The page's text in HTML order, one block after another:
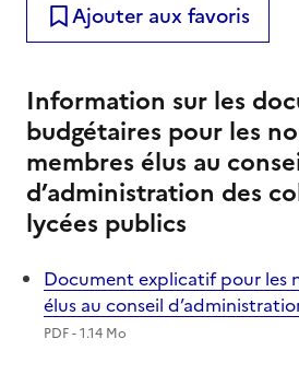
Ajouter aux favoris
Information sur les
budgétaires pour les
membres élus au
d’administration des
lycées publics
Document explicatif pour les
élus au conseil
PDF - 1.14 Mo